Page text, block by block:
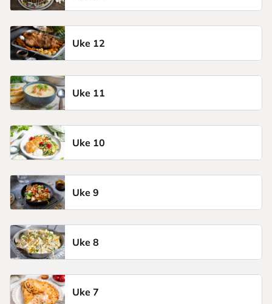
Uke 12
Uke 11
Uke 10
Uke 9
Uke 8
Uke 7